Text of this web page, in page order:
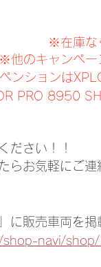
※在庫な
※他のキャンペー
ンションは
PRO 8950
ださい！！
らお気軽にご連
に販売車両を
shop-navi/